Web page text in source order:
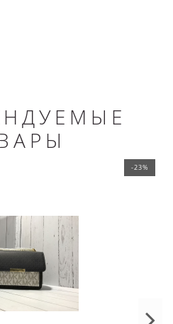
-23%